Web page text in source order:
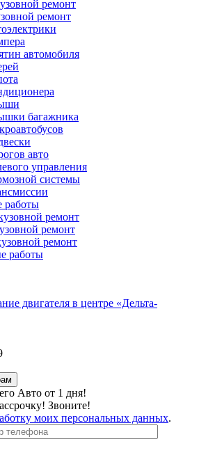
ремонт
ремонт
автомобиля
багажника
авто
управления
системы
работы
ремонт
ремонт
ремонт
работы
Авто от 1 дня!
Звоните!
моих персональных данных.